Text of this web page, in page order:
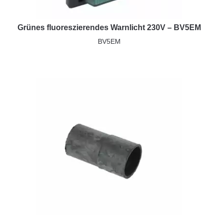
Grünes fluoreszierendes Warnlicht 230V – BV5EM
BV5EM